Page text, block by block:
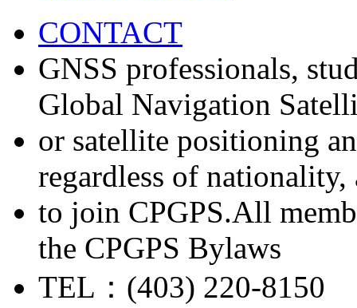
CONTACT
GNSS professionals,
Global Navigation
or satellite positioning
regardless of nationality,
to join CPGPS.All
the CPGPS Bylaws
TEL：(403) 220-8150